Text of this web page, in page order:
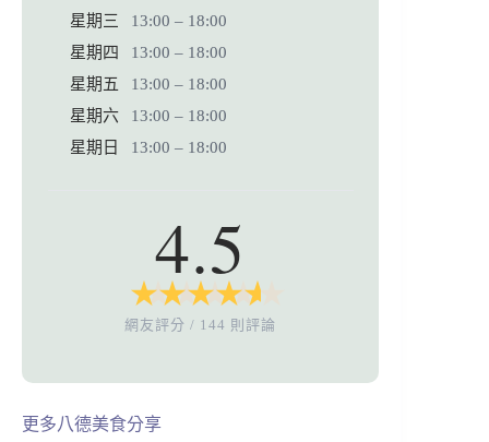
星期三
13:00 – 18:00
星期四
13:00 – 18:00
星期五
13:00 – 18:00
星期六
13:00 – 18:00
星期日
13:00 – 18:00
4.5
★
★ ★
★ ★
★ ★
★ ★
★
網友評分 / 144 則評論
更多八德美食分享